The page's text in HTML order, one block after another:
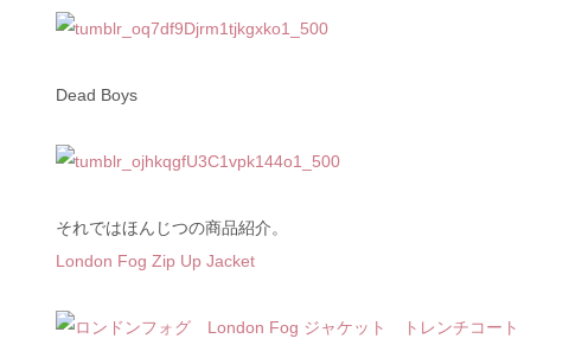
Dead Boys
それではほんじつの商品紹介。
London Fog Zip Up Jacket